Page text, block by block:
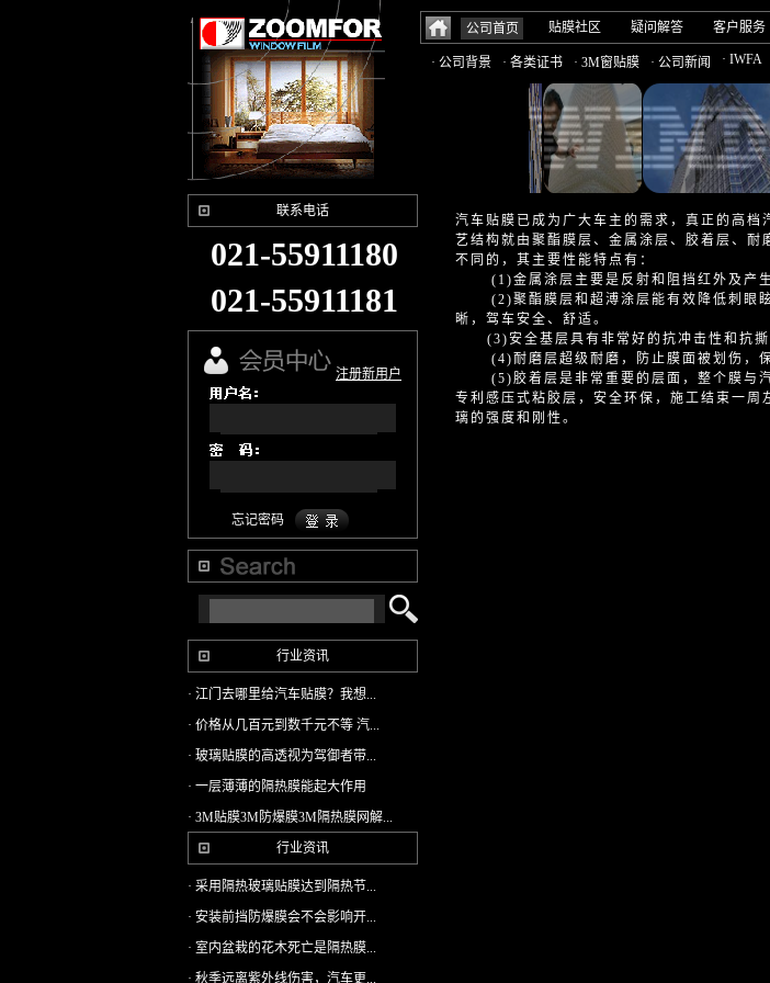
公司首页 贴膜社区 疑问解答 客户服务
· 公司背景 · 各类证书 · 3M窗贴膜 · 公司新闻 · IWFA
联系电话
021-55911180
021-55911181
注册新用户
忘记密码
行业资讯
· 江门去哪里给汽车贴膜？我想...
· 价格从几百元到数千元不等 汽...
· 玻璃贴膜的高透视为驾御者带...
· 一层薄薄的隔热膜能起大作用
· 3M贴膜3M防爆膜3M隔热膜网解...
行业资讯
· 采用隔热玻璃贴膜达到隔热节...
· 安装前挡防爆膜会不会影响开...
· 室内盆栽的花木死亡是隔热膜...
· 秋季远离紫外线伤害，汽车更...
汽车贴膜已成为广大车主的需求，真正的高档
艺结构就由聚酯膜层、金属涂层、胶着层、
不同的，其主要性能特点有：
(1)金属涂层主要是反射和阻挡红外及产生
(2)聚酯膜层和超溥涂层能有效降低刺眼眩
晰，驾车安全、舒适。
(3)安全基层具有非常好的抗冲击性和抗撕
(4)耐磨层超级耐磨，防止膜面被划伤，保
(5)胶着层是非常重要的层面，整个膜与汽
专利感压式粘胶层，安全环保，施工结束一
璃的强度和刚性。